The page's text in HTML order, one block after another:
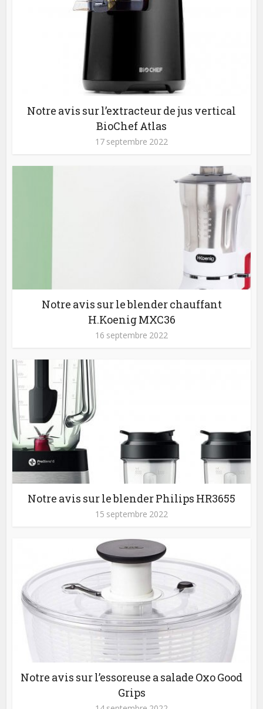
Notre avis sur l’extracteur de jus vertical
BioChef Atlas
17 septembre 2022
Notre avis sur le blender chauffant
H.Koenig MXC36
16 septembre 2022
Notre avis sur le blender Philips HR3655
15 septembre 2022
Notre avis sur l’essoreuse a salade Oxo Good
Grips